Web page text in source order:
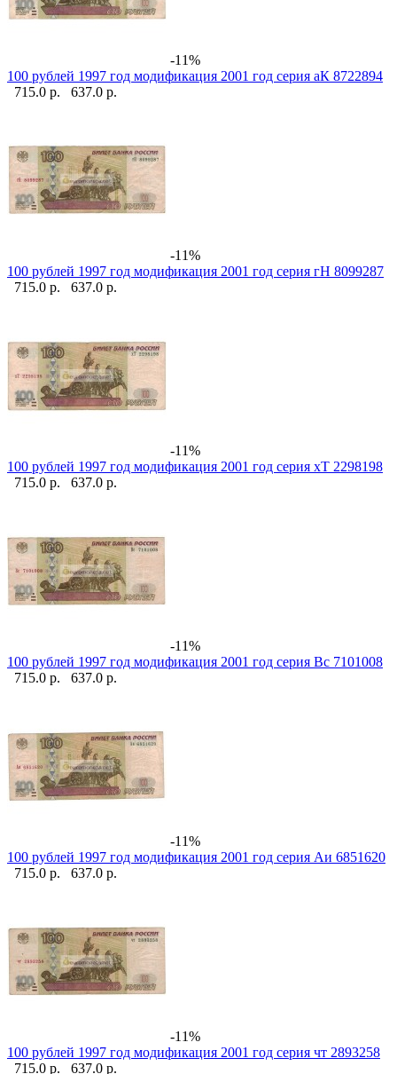
-11%
100 рублей 1997 год модификация 2001 год серия аК 8722894
715.0 р.
637.0 р.
-11%
100 рублей 1997 год модификация 2001 год серия гН 8099287
715.0 р.
637.0 р.
-11%
100 рублей 1997 год модификация 2001 год серия хТ 2298198
715.0 р.
637.0 р.
-11%
100 рублей 1997 год модификация 2001 год серия Вс 7101008
715.0 р.
637.0 р.
-11%
100 рублей 1997 год модификация 2001 год серия Аи 6851620
715.0 р.
637.0 р.
-11%
100 рублей 1997 год модификация 2001 год серия чт 2893258
715.0 р.
637.0 р.